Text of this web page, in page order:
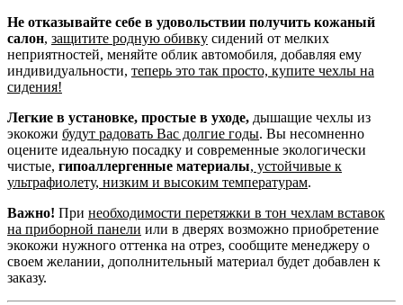
Не отказывайте себе в удовольствии получить кожаный
салон, защитите родную обивку сидений от мелких
неприятностей, меняйте облик автомобиля, добавляя ему
индивидуальности, теперь это так просто, купите чехлы на
сидения!
Легкие в установке, простые в уходе, дышащие чехлы из
экокожи будут радовать Вас долгие годы. Вы несомненно
оцените идеальную посадку и современные экологически
чистые, гипоаллергенные материалы, устойчивые к
ультрафиолету, низким и высоким температурам.
Важно! При необходимости перетяжки в тон чехлам вставок
на приборной панели или в дверях возможно приобретение
экокожи нужного оттенка на отрез, сообщите менеджеру о
своем желании, дополнительный материал будет добавлен к
заказу.